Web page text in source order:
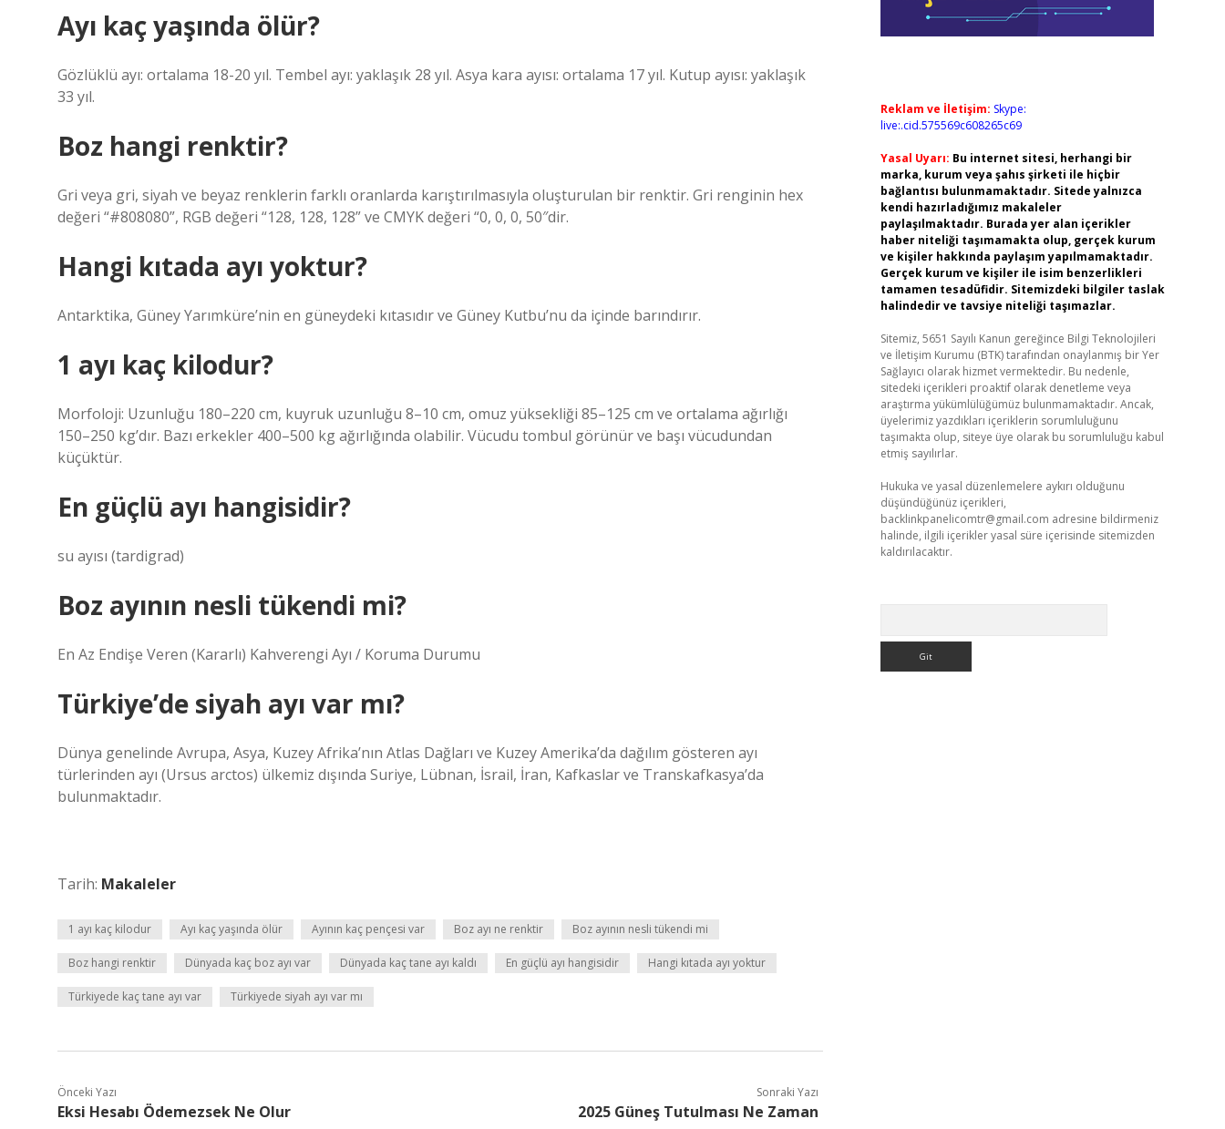
Ayı kaç yaşında ölür?
Gözlüklü ayı: ortalama 18-20 yıl. Tembel ayı: yaklaşık 28 yıl. Asya kara ayısı: ortalama 17 yıl. Kutup ayısı: yaklaşık
33 yıl.
Boz hangi renktir?
Gri veya gri, siyah ve beyaz renklerin farklı oranlarda karıştırılmasıyla oluşturulan bir renktir. Gri renginin hex
değeri “#808080”, RGB değeri “128, 128, 128” ve CMYK değeri “0, 0, 0, 50″dir.
Hangi kıtada ayı yoktur?
Antarktika, Güney Yarımküre’nin en güneydeki kıtasıdır ve Güney Kutbu’nu da içinde barındırır.
1 ayı kaç kilodur?
Morfoloji: Uzunluğu 180–220 cm, kuyruk uzunluğu 8–10 cm, omuz yüksekliği 85–125 cm ve ortalama ağırlığı
150–250 kg’dır. Bazı erkekler 400–500 kg ağırlığında olabilir. Vücudu tombul görünür ve başı vücudundan
küçüktür.
En güçlü ayı hangisidir?
su ayısı (tardigrad)
Boz ayının nesli tükendi mi?
En Az Endişe Veren (Kararlı) Kahverengi Ayı / Koruma Durumu
Türkiye’de siyah ayı var mı?
Dünya genelinde Avrupa, Asya, Kuzey Afrika’nın Atlas Dağları ve Kuzey Amerika’da dağılım gösteren ayı
türlerinden ayı (Ursus arctos) ülkemiz dışında Suriye, Lübnan, İsrail, İran, Kafkaslar ve Transkafkasya’da
bulunmaktadır.
Tarih: Makaleler
1 ayı kaç kilodur Ayı kaç yaşında ölür Ayının kaç pençesi var Boz ayı ne renktir Boz ayının nesli tükendi mi
Boz hangi renktir Dünyada kaç boz ayı var Dünyada kaç tane ayı kaldı En güçlü ayı hangisidir Hangi kıtada ayı yoktur
Türkiyede kaç tane ayı var Türkiyede siyah ayı var mı
Önceki Yazı
Eksi Hesabı Ödemezsek Ne Olur
Sonraki Yazı
2025 Güneş Tutulması Ne Zaman
Reklam ve İletişim: Skype:
live:.cid.575569c608265c69
Yasal Uyarı: Bu internet sitesi, herhangi bir
marka, kurum veya şahıs şirketi ile hiçbir
bağlantısı bulunmamaktadır. Sitede yalnızca
kendi hazırladığımız makaleler
paylaşılmaktadır. Burada yer alan içerikler
haber niteliği taşımamakta olup, gerçek kurum
ve kişiler hakkında paylaşım yapılmamaktadır.
Gerçek kurum ve kişiler ile isim benzerlikleri
tamamen tesadüfidir. Sitemizdeki bilgiler taslak
halindedir ve tavsiye niteliği taşımazlar.
Sitemiz, 5651 Sayılı Kanun gereğince Bilgi Teknolojileri
ve İletişim Kurumu (BTK) tarafından onaylanmış bir Yer
Sağlayıcı olarak hizmet vermektedir. Bu nedenle,
sitedeki içerikleri proaktif olarak denetleme veya
araştırma yükümlülüğümüz bulunmamaktadır. Ancak,
üyelerimiz yazdıkları içeriklerin sorumluluğunu
taşımakta olup, siteye üye olarak bu sorumluluğu kabul
etmiş sayılırlar.
Hukuka ve yasal düzenlemelere aykırı olduğunu
düşündüğünüz içerikleri,
backlinkpanelicomtr@gmail.com adresine bildirmeniz
halinde, ilgili içerikler yasal süre içerisinde sitemizden
kaldırılacaktır.